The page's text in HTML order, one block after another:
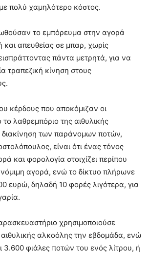
πολύ χαμηλότερο κόστος.
το εμπόρευμα στην αγορά
απευθείας σε μπαρ, χωρίς
πάντα μετρητά, για να
τραπεζική κίνηση στους
κέρδους που αποκόμιζαν οι
λαθρεμπόριο της αιθυλικής
διακίνηση των παράνομων ποτών,
είναι ότι ένας τόνος
και φορολογία στοιχίζει περίπου
αγορά, ενώ το δίκτυο πλήρωνε
ευρώ, δηλαδή 10 φορές λιγότερα, για
χρησιμοποιούσε
αλκοόλης την εβδομάδα, ενώ
3.600 φιάλες ποτών του ενός λίτρου, ή